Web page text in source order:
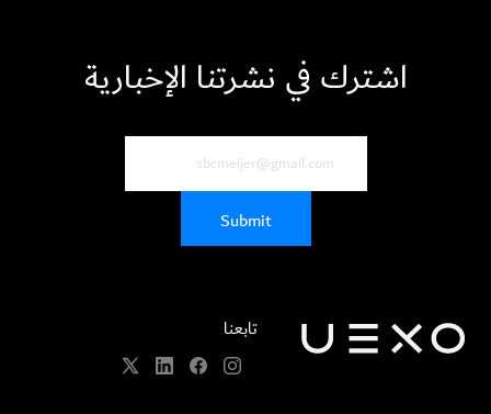
اشترك في نشرتنا الإخبارية
تابعنا